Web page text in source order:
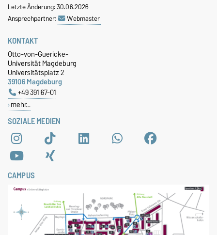
Letzte Änderung: 30.06.2026
Ansprechpartner:
Webmaster
SOZIALE MEDIEN
KONTAKT
Otto-von-Guericke-
Universität Magdeburg
Universitätsplatz 2
39106 Magdeburg
+49 391 67-01
mehr…
CAMPUS